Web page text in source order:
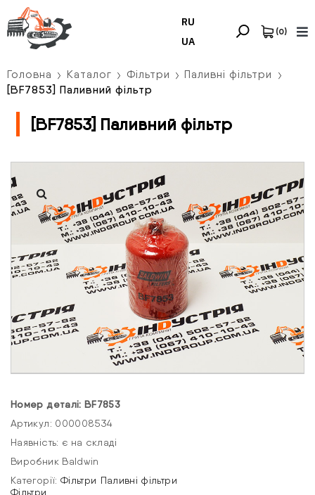
RU
UA
(0)
Головна Каталог Фільтри
Паливні фільтри
[BF7853] Паливний фільтр
[BF7853] Паливний фільтр
Номер деталі: BF7853
Артикул: 000008534
Наявність: є на складі
Виробник Baldwin
Категорії: Фільтри Паливні фільтри
Фільтри